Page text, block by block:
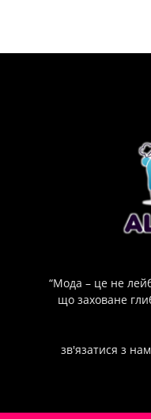
“Мода – це не
що заховане
зв'язатися з